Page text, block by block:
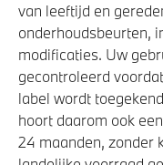
Veiligheid
Park Distance
Elektronisch
Akoestische
van leeftijd en
onderhoudsbeurten,
modificaties. Uw
gecontroleerd
label wordt
hoort daarom ook
24 maanden, zonder